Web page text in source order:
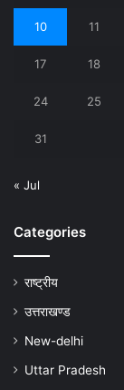
10 11
17 18
24 25
31
« Jul
Categories
राष्ट्रीय
उत्तराखण्ड
New-delhi
Uttar Pradesh